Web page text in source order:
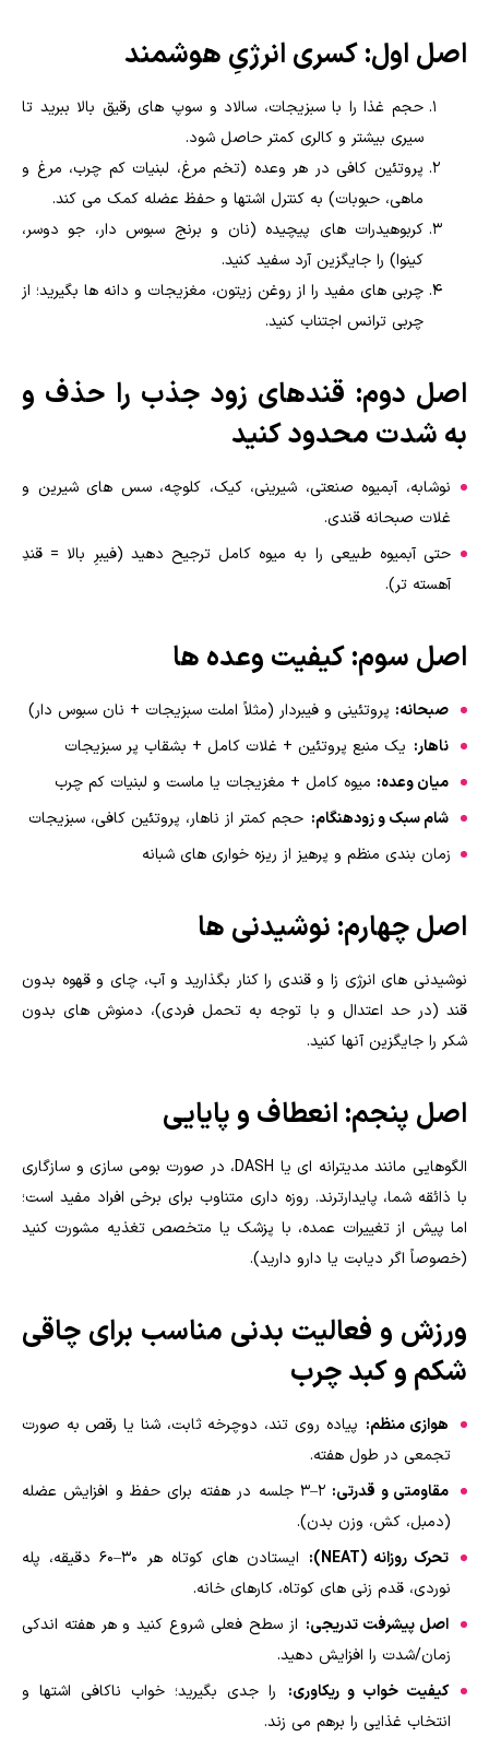
اصل اول: کسری انرژیِ هوشمند
حجم غذا را با سبزیجات، سالاد و سوپ های رقیق بالا ببرید تا
سیری بیشتر و کالری کمتر حاصل شود.
پروتئین کافی در هر وعده (تخم مرغ، لبنیات کم چرب، مرغ و
ماهی، حبوبات) به کنترل اشتها و حفظ عضله کمک می کند.
کربوهیدرات های پیچیده (نان و برنج سبوس دار، جو دوسر،
کینوا) را جایگزین آرد سفید کنید.
چربی های مفید را از روغن زیتون، مغزیجات و دانه ها بگیرید؛ از
چربی ترانس اجتناب کنید.
اصل دوم: قندهای زود جذب را حذف و
به شدت محدود کنید
نوشابه، آبمیوه صنعتی، شیرینی، کیک، کلوچه، سس های شیرین و
غلات صبحانه قندی.
حتی آبمیوه طبیعی را به میوه کامل ترجیح دهید (فیبرِ بالا = قندِ
آهسته تر).
اصل سوم: کیفیت وعده ها
صبحانه: پروتئینی و فیبردار (مثلاً املت سبزیجات + نان سبوس دار)
ناهار: یک منبع پروتئین + غلات کامل + بشقاب پر سبزیجات
میان وعده: میوه کامل + مغزیجات یا ماست و لبنیات کم چرب
شام سبک و زودهنگام: حجم کمتر از ناهار، پروتئین کافی، سبزیجات
زمان بندی منظم و پرهیز از ریزه خواری های شبانه
اصل چهارم: نوشیدنی ها
نوشیدنی های انرژی زا و قندی را کنار بگذارید و آب، چای و قهوه بدون
قند (در حد اعتدال و با توجه به تحمل فردی)، دمنوش های بدون
شکر را جایگزین آنها کنید.
اصل پنجم: انعطاف و پایایی
الگوهایی مانند مدیترانه ای یا DASH، در صورت بومی سازی و سازگاری
با ذائقه شما، پایدارترند. روزه داری متناوب برای برخی افراد مفید است؛
اما پیش از تغییرات عمده، با پزشک یا متخصص تغذیه مشورت کنید
(خصوصاً اگر دیابت یا دارو دارید).
ورزش و فعالیت بدنی مناسب برای چاقی
شکم و کبد چرب
هوازی منظم: پیاده روی تند، دوچرخه ثابت، شنا یا رقص به صورت
تجمعی در طول هفته.
مقاومتی و قدرتی:
2–3 جلسه در هفته برای حفظ و افزایش عضله
(دمبل، کش، وزن بدن).
تحرک روزانه (NEAT):
ایستادن های کوتاه هر 30–60 دقیقه، پله
نوردی، قدم زنی های کوتاه، کارهای خانه.
اصل پیشرفت تدریجی: از سطح فعلی شروع کنید و هر هفته اندکی
زمان/شدت را افزایش دهید.
کیفیت خواب و ریکاوری:
را جدی بگیرید؛ خواب ناکافی اشتها و
انتخاب غذایی را برهم می زند.